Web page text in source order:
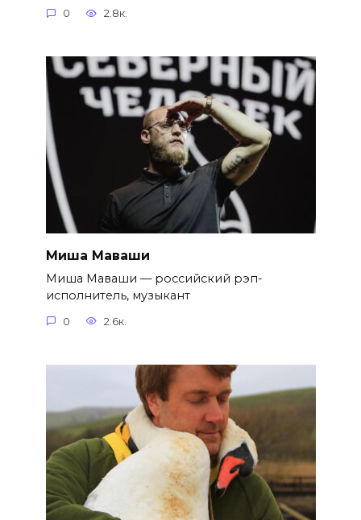
0 2.8к.
Миша Маваши
Миша Маваши — российский рэп-
исполнитель, музыкант
0 2.6к.